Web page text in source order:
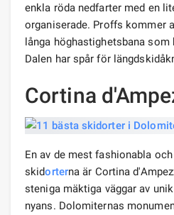
enkla röda nedfarter med en
organiserade. Proffs kommer
långa höghastighetsbana som
Dalen har spår för
Cortina
En av de mest fashionabla
skidorterna är Cortina
steniga mäktiga väggar av
nyans. Dolomiternas